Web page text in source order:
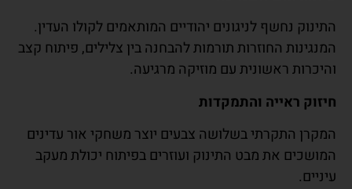
נחשף לניגונים יהודיים המותאמים לקולו העדין.
החוזרות תורמות להבחנה בין צלילים, פיתוח קצב
ראשונית עם מוזיקה מרגיעה.
ראייה והתמקדות
התקרתי בשלושה צבעים יוצר משחקי אור עדינים
את מבט התינוק ועוזרים בפיתוח יכולת מעקב